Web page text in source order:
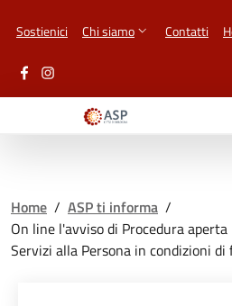
Sostienici Chi siamo Contatti
Home / ASP ti informa /
On line l'avviso di Procedura
Servizi alla Persona in condizioni